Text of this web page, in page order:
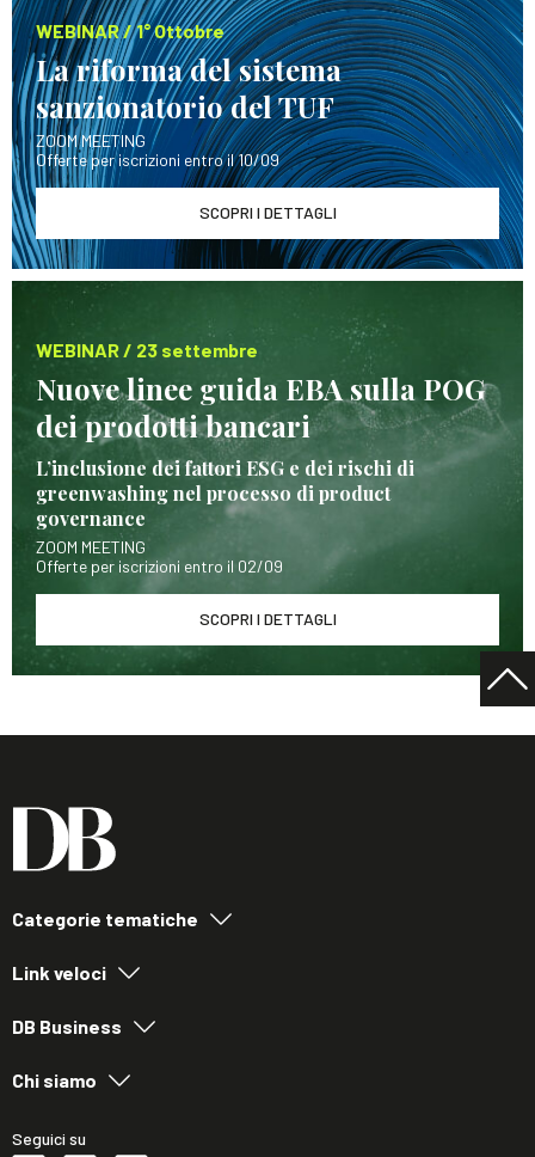
WEBINAR / 1° Ottobre
La riforma del sistema
sanzionatorio del TUF
ZOOM MEETING
Offerte per iscrizioni entro il 10/09
SCOPRI I DETTAGLI
WEBINAR / 23 settembre
Nuove linee guida EBA sulla POG
dei prodotti bancari
L’inclusione dei fattori ESG e dei rischi di
greenwashing nel processo di product
governance
ZOOM MEETING
Offerte per iscrizioni entro il 02/09
SCOPRI I DETTAGLI
Categorie tematiche
Link veloci
DB Business
Chi siamo
Seguici su